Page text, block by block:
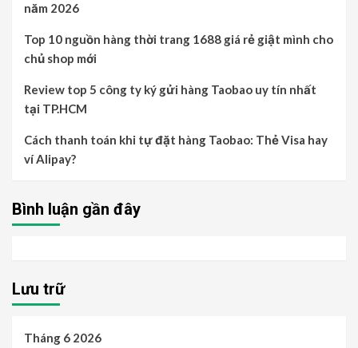
năm 2026
Top 10 nguồn hàng thời trang 1688 giá rẻ giật mình cho
chủ shop mới
Review top 5 công ty ký gửi hàng Taobao uy tín nhất
tại TP.HCM
Cách thanh toán khi tự đặt hàng Taobao: Thẻ Visa hay
ví Alipay?
Bình luận gần đây
Lưu trữ
Tháng 6 2026